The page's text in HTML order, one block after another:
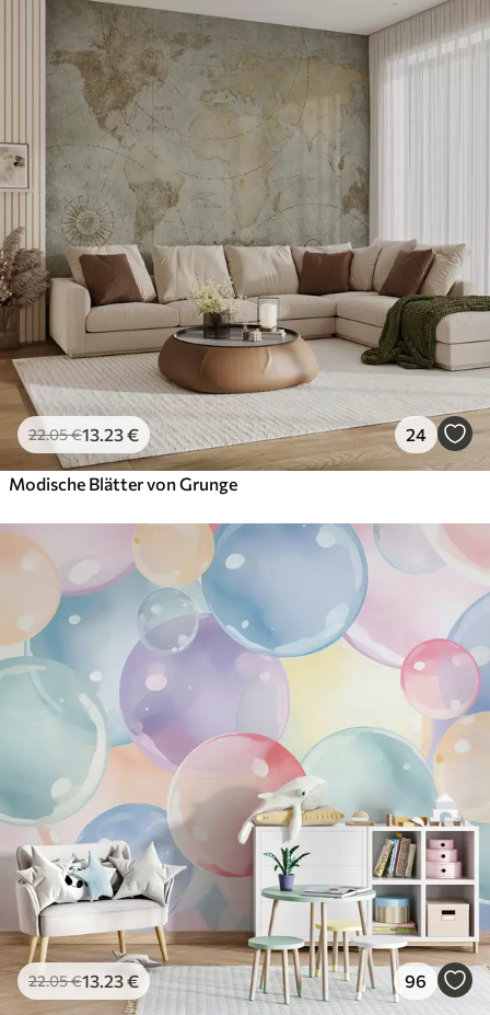
22.05€13.23€ 24
Modische Blätter von Grunge
22.05€13.23€ 96